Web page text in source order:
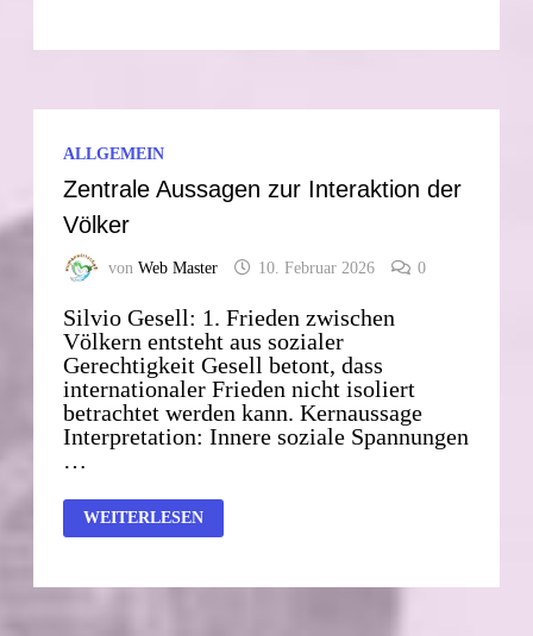
ALLGEMEIN
Zentrale Aussagen zur Interaktion der
Völker
vonWeb Master 10. Februar 2026 0
Silvio Gesell: 1. Frieden zwischen
Völkern entsteht aus sozialer
Gerechtigkeit Gesell betont, dass
internationaler Frieden nicht isoliert
betrachtet werden kann. Kernaussage
Interpretation: Innere soziale Spannungen
…
ZENTRALE
AUSSAGEN
WEITERLESEN